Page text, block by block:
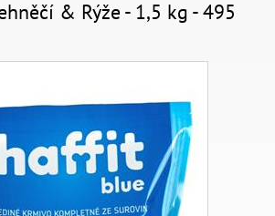
& Rýže - 1,5 kg - 495